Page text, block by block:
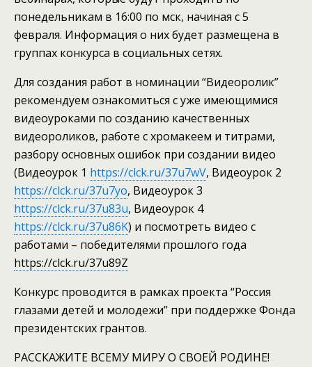
понедельникам в 16:00 по мск, начиная с 5
февраля. Информация о них будет размещена в
группах конкурса в социальных сетях.
Для создания работ в номинации “Видеоролик”
рекомендуем ознакомиться с уже имеющимися
видеоуроками по созданию качественных
видеороликов, работе с хромакеем и титрами,
разбору основных ошибок при создании видео
(Видеоурок 1 https://clck.ru/37u7wV, Видеоурок 2
https://clck.ru/37u7yo, Видеоурок 3
https://clck.ru/37u83u, Видеоурок 4
https://clck.ru/37u86K) и посмотреть видео с
работами – победителями прошлого года
https://clck.ru/37u89Z
Конкурс проводится в рамках проекта “Россия
глазами детей и молодежи” при поддержке Фонда
президентских грантов.
РАССКАЖИТЕ ВСЕМУ МИРУ О СВОЕЙ РОДИНЕ!